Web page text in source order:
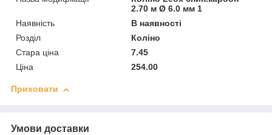
2.70 м Ø 6.0 мм 1
Наявність
В наявності
Розділ
Коліно
Стара ціна
7.45
Ціна
254.00
Приховати
Умови доставки